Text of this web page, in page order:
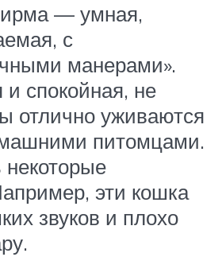
— умная,
с
манерами».
спокойная, не
отлично уживаются
питомцами.
некоторые
эти кошка
звуков и плохо